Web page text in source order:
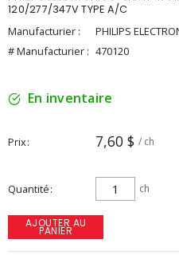
120/277/347V TYPE A/C
Manufacturier :
PHILIPS
# Manufacturier : 470120
En inventaire
Prix 7,60 $ / ch
Quantité ch
AJOUTER AU
PANIER